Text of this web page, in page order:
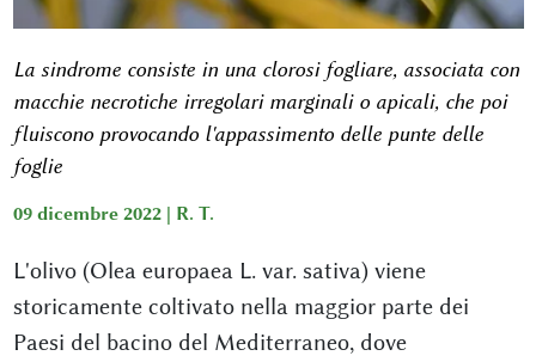
La sindrome consiste in una clorosi fogliare, associata con
macchie necrotiche irregolari marginali o apicali, che poi
fluiscono provocando l'appassimento delle punte delle
foglie
09 dicembre 2022 | R. T.
L'olivo (Olea europaea L. var. sativa) viene
storicamente coltivato nella maggior parte dei
Paesi del bacino del Mediterraneo, dove